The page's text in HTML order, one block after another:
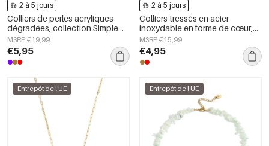
2 à 5 jours
Colliers de perles acryliques
dégradées, collection Simple
Daily Simple, bijoux pour
femmes
MSRP €19,99
€5,95
2 à 5 jours
Colliers tressés en acier
inoxydable en forme de cœur,
collection Daily Simple, bijoux
pour femmes
MSRP €15,99
€4,95
Entrepôt de l'UE Entrepôt de l'UE